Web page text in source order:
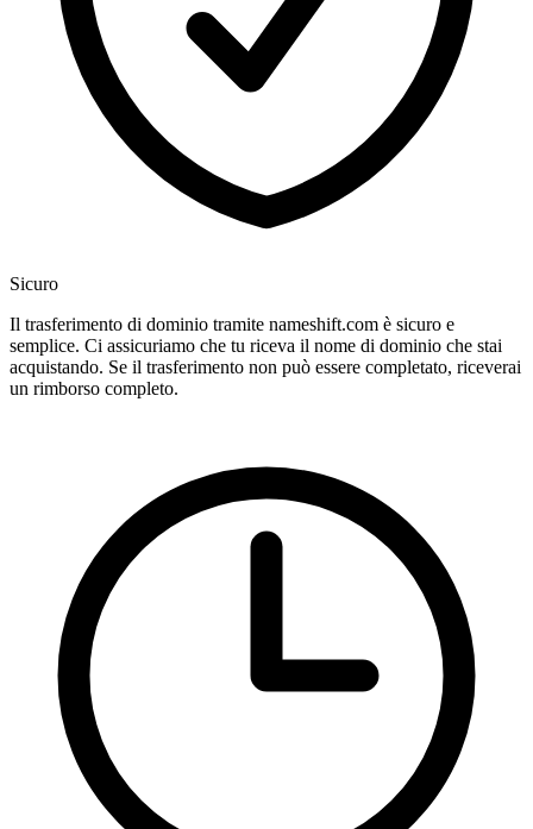
Sicuro
Il trasferimento di dominio tramite nameshift.com è sicuro e
semplice. Ci assicuriamo che tu riceva il nome di dominio che stai
acquistando. Se il trasferimento non può essere completato, riceverai
un rimborso completo.